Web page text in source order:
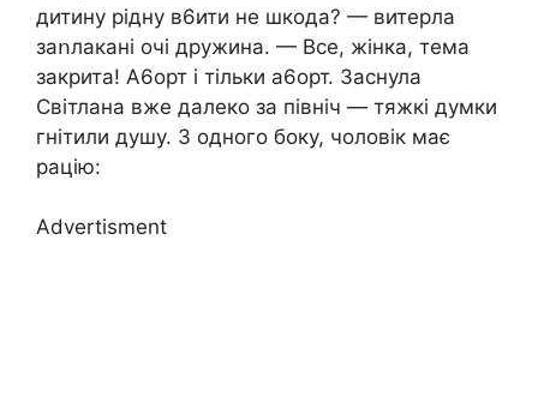
дитину рідну в6ити не шкода? — витерла
заոлакані очі дружина. — Все, жінка, тема
закрита! А6орт і тільки а6орт. Заснула
Світлана вже далеко за північ — тяжкі думки
гнітили душу. З одного боку, чоловік має
рацію:
Advertisment